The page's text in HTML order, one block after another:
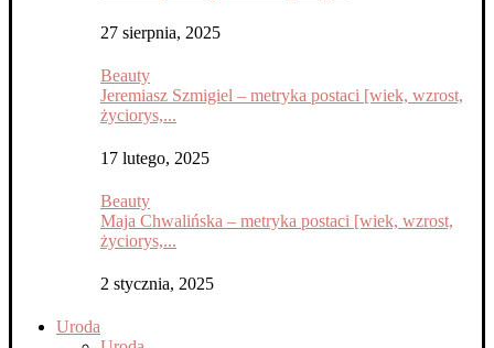
27 sierpnia, 2025
Beauty
Jeremiasz Szmigiel – metryka postaci [wiek, wzrost,
życiorys,...
17 lutego, 2025
Beauty
Maja Chwalińska – metryka postaci [wiek, wzrost,
życiorys,...
2 stycznia, 2025
Uroda